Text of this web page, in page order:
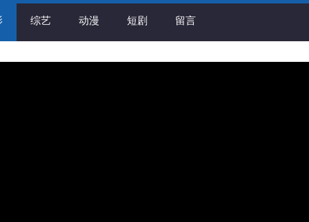
综艺 动漫 短剧 留言